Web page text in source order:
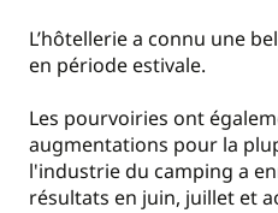
L’hôtellerie a connu une
en période estivale.
Les pourvoiries ont
augmentations pour la
l'industrie du camping a
résultats en juin, juillet et